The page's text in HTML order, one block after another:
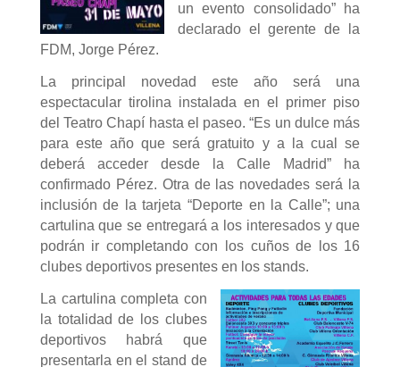
un evento consolidado” ha
declarado el gerente de la
FDM, Jorge Pérez.
La principal novedad este año será una
espectacular tirolina instalada en el primer piso
del Teatro Chapí hasta el paseo. “Es un dulce más
para este año que será gratuito y a la cual se
deberá acceder desde la Calle Madrid” ha
confirmado Pérez. Otra de las novedades será la
inclusión de la tarjeta “Deporte en la Calle”; una
cartulina que se entregará a los interesados y que
podrán ir completando con los cuños de los 16
clubes deportivos presentes en los stands.
La cartulina completa con
la totalidad de los clubes
deportivos habrá que
presentarla en el stand de